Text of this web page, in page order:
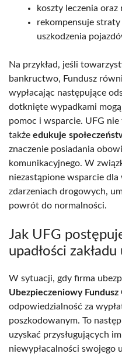
koszty leczenia oraz
rekompensuje
uszkodzenia
Na przykład, jeśli
bankructwo, Fundusz
wypłacając następujące
dotknięte wypadkami
pomoc i wsparcie. UFG nie
także edukuje
znaczenie posiadania
komunikacyjnego. W
niezastąpione wsparcie
zdarzeniach drogowych,
powrót do normalności.
Jak UFG
upadłości
W sytuacji, gdy firma
Ubezpieczeniowy Fundusz
odpowiedzialność za
poszkodowanym. To
uzyskać przysługujących
niewypłacalności swojego